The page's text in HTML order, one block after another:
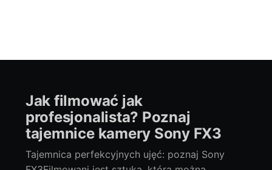
Jak filmować jak
profesjonalista? Poznaj
tajemnice kamery Sony FX3
Tajemnica perfekcyjnych ujęć: poznaj Sony